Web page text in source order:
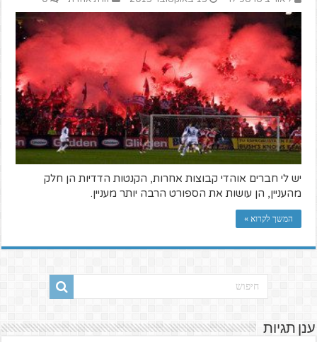
יש לי חברים אוהדי קבוצות אחרות, הקנטות הדדיות הן חלק
מהעניין, הן עושות את הספורט הרבה יותר מעניין.
המשך לקרוא »
ענן תגיות